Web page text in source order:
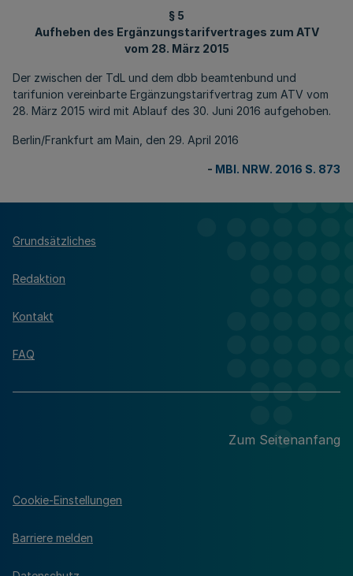
§ 5
Aufheben des Ergänzungstarifvertrages zum ATV
vom 28. März 2015
Der zwischen der TdL und dem dbb beamtenbund und
tarifunion vereinbarte Ergänzungstarifvertrag zum ATV vom
28. März 2015 wird mit Ablauf des 30. Juni 2016 aufgehoben.
Berlin/Frankfurt am Main, den 29. April 2016
- MBl. NRW. 2016 S. 873
Grundsätzliches
Redaktion
Kontakt
FAQ
Zum Seitenanfang
Cookie-Einstellungen
Barriere melden